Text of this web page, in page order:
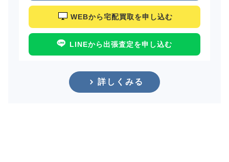
WEBから宅配買取を申し込む
LINEから出張査定を申し込む
詳しくみる